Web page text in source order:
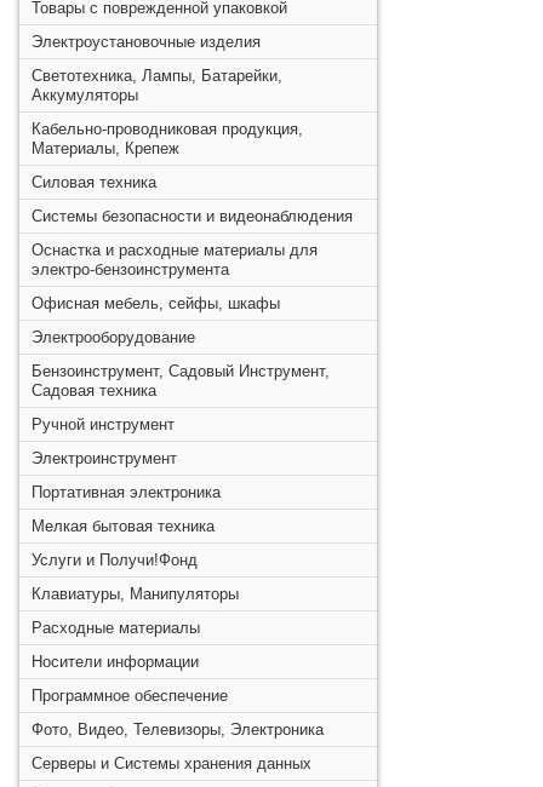
Товары с поврежденной упаковкой
Электроустановочные изделия
Светотехника, Лампы, Батарейки,
Аккумуляторы
Кабельно-проводниковая продукция,
Материалы, Крепеж
Силовая техника
Системы безопасности и видеонаблюдения
Оснастка и расходные материалы для
электро-бензоинструмента
Офисная мебель, сейфы, шкафы
Электрооборудование
Бензоинструмент, Садовый Инструмент,
Садовая техника
Ручной инструмент
Электроинструмент
Портативная электроника
Мелкая бытовая техника
Услуги и Получи!Фонд
Клавиатуры, Манипуляторы
Расходные материалы
Носители информации
Программное обеспечение
Фото, Видео, Телевизоры, Электроника
Серверы и Системы хранения данных